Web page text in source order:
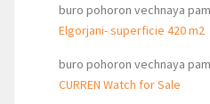
buro pohoron vechnaya
Elgorjani- superficie 420 m2
buro pohoron vechnaya
CURREN Watch for Sale